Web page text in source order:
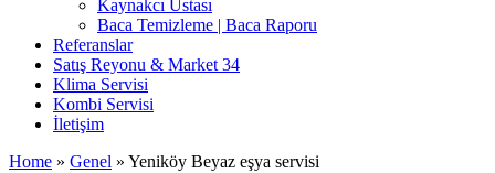
Kaynakcı Ustası
Baca Temizleme | Baca Raporu
Referanslar
Satış Reyonu & Market 34
Klima Servisi
Kombi Servisi
İletişim
Home » Genel » Yeniköy Beyaz eşya servisi